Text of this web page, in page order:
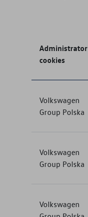
Administrator
cookies
Volkswagen
Group Polska
Volkswagen
Group Polska
Volkswagen